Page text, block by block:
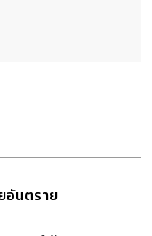
นตราย